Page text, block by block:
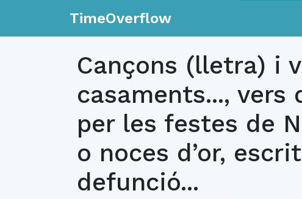
TimeOverflow
Cançons (lletra) i
casaments..., vers
per les festes de
o noces d’or,
defunció...